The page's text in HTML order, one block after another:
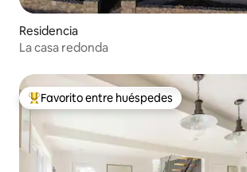
Residencia
La casa redonda
De los mejores en Favorito entre huéspedes
Favorito entre huéspedes